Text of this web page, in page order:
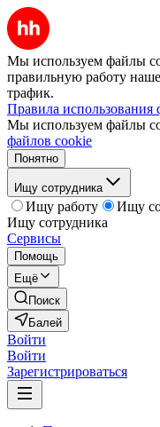
Мы используем файлы
правильную работу
трафик.
Правила использования
Мы используем файлы
файлов cookie
Понятно
Ищу сотрудника
Ищу работу
Ищу
Ищу сотрудника
Сервисы
Помощь
Ещё
Поиск
Балей
Войти
Войти
Зарегистрироваться